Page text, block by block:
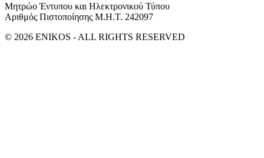
Μητρώο Έντυπου και Ηλεκτρονικού Τύπου
Αριθμός Πιστοποίησης Μ.Η.Τ. 242097
© 2026 ENIKOS - ALL RIGHTS RESERVED